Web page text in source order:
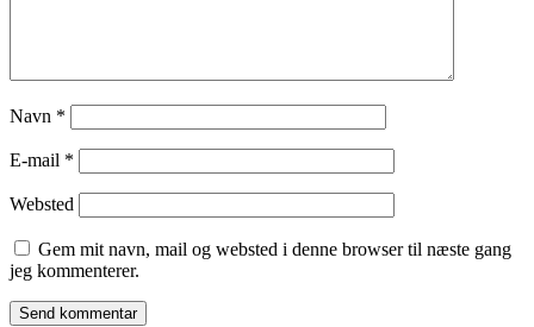
Navn *
E-mail *
Websted
Gem mit navn, mail og websted i denne browser til næste gang
jeg kommenterer.